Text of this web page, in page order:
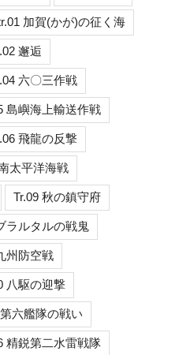
加賀(かが)の征く海
邂逅
六〇三作戦
島嶼海上輸送作戦
飛龍の反撃
太平洋海戦
Tr.09 秋の鎮守府
ラルタルの戦鬼
州防空戦
八駆の迎撃
六艦隊の戦い
精鋭第二水雷戦隊